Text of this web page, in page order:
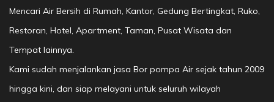
Mencari Air Bersih di Rumah, Kantor, Gedung Bertingkat, Ruko,
Restoran, Hotel, Apartment, Taman, Pusat Wisata dan
Tempat lainnya.
Kami sudah menjalankan jasa Bor pompa Air sejak tahun 2009
hingga kini, dan siap melayani untuk seluruh wilayah